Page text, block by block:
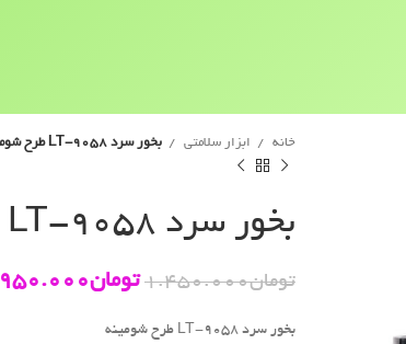
خانه ابزار سلامتی بخور سرد LT-9058 طرح شومینه
بخور سرد LT-9058 طرح شومینه
تومان1.450.000 تومان950.000
بخور سرد LT-9058 طرح شومینه